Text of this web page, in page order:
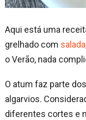
Aqui está uma
grelhado com salada
o Verão, nada
O atum faz parte
algarvios.
diferentes cortes e